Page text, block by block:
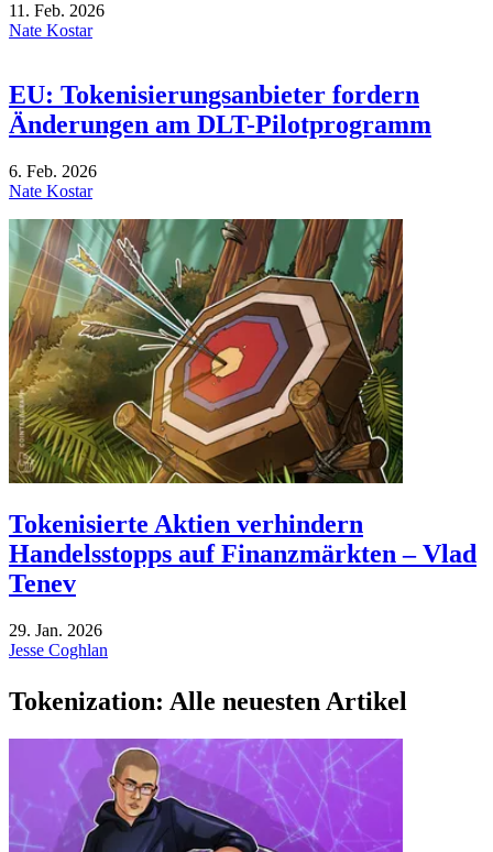
11. Feb. 2026
Nate Kostar
EU: Tokenisierungsanbieter fordern
Änderungen am DLT-Pilotprogramm
6. Feb. 2026
Nate Kostar
Tokenisierte Aktien verhindern
Handelsstopps auf Finanzmärkten – Vlad
Tenev
29. Jan. 2026
Jesse Coghlan
Tokenization: Alle neuesten Artikel